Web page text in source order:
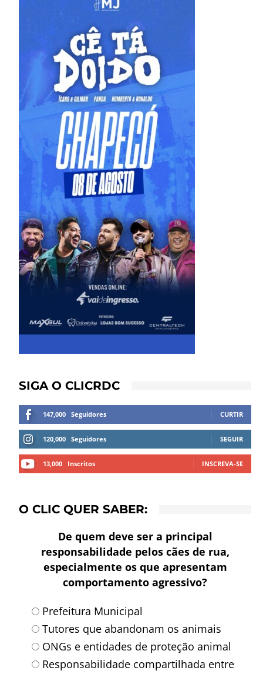
SIGA O CLICRDC
147,000 Seguidores CURTIR
120,000 Seguidores SEGUIR
13,000 Inscritos INSCREVA-SE
O CLIC QUER SABER:
De quem deve ser a principal
responsabilidade pelos cães de rua,
especialmente os que apresentam
comportamento agressivo?
Prefeitura Municipal
Tutores que abandonam os animais
ONGs e entidades de proteção animal
Responsabilidade compartilhada entre